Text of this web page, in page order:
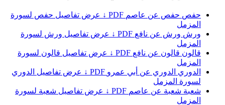
حفص حفص عن عاصم PDF ↓
عرض تفاصيل حفص لسورة
المزمل
ورش ورش عن نافع PDF ↓
عرض تفاصيل ورش لسورة
المزمل
قالون قالون عن نافع PDF ↓
عرض تفاصيل قالون لسورة
المزمل
الدوري الدوري عن أبي عمرو PDF ↓
عرض تفاصيل الدوري
لسورة المزمل
شعبة شعبة عن عاصم PDF ↓
عرض تفاصيل شعبة لسورة
المزمل